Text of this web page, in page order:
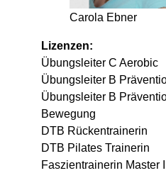
Carola Ebner
Lizenzen:
Übungsleiter C Aerobic
Übungsleiter B
Übungsleiter B
Bewegung
DTB Rückentrainerin
DTB Pilates Trainerin
Faszientrainerin Master II